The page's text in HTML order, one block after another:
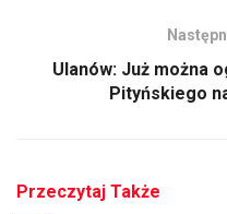
Ulanów: Już można
Pityńskiego
Przeczytaj Także